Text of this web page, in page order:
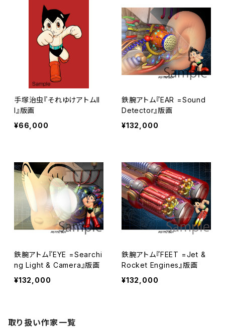
手塚治虫『それゆけアトムII
I』版画
¥66,000
鉄腕アトム『EAR =Sound
Detector』版画
¥132,000
鉄腕アトム『EYE =Searchi
ng Light & Camera』版画
¥132,000
鉄腕アトム『FEET =Jet &
Rocket Engines』版画
¥132,000
取り扱い作家一覧